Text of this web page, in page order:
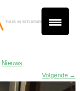
Nieuws.
Volgende →